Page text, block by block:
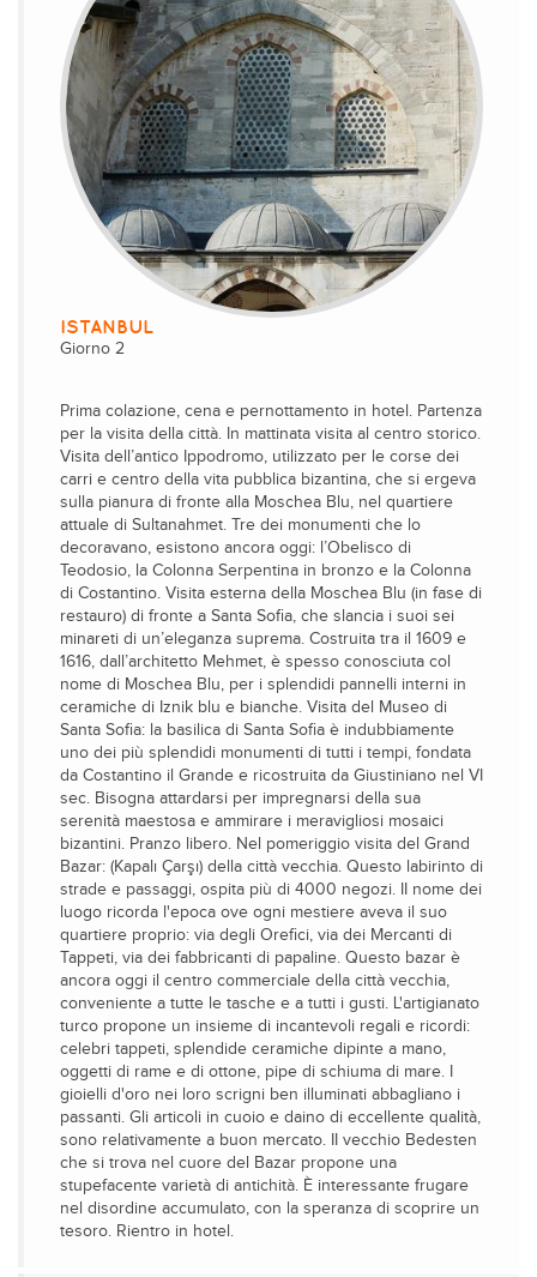
ISTANBUL
Giorno 2
Prima colazione, cena e pernottamento in hotel. Partenza
per la visita della città. In mattinata visita al centro storico.
Visita dell’antico Ippodromo, utilizzato per le corse dei
carri e centro della vita pubblica bizantina, che si ergeva
sulla pianura di fronte alla Moschea Blu, nel quartiere
attuale di Sultanahmet. Tre dei monumenti che lo
decoravano, esistono ancora oggi: l’Obelisco di
Teodosio, la Colonna Serpentina in bronzo e la Colonna
di Costantino. Visita esterna della Moschea Blu (in fase di
restauro) di fronte a Santa Sofia, che slancia i suoi sei
minareti di un’eleganza suprema. Costruita tra il 1609 e
1616, dall’architetto Mehmet, è spesso conosciuta col
nome di Moschea Blu, per i splendidi pannelli interni in
ceramiche di Iznik blu e bianche. Visita del Museo di
Santa Sofia: la basilica di Santa Sofia è indubbiamente
uno dei più splendidi monumenti di tutti i tempi, fondata
da Costantino il Grande e ricostruita da Giustiniano nel VI
sec. Bisogna attardarsi per impregnarsi della sua
serenità maestosa e ammirare i meravigliosi mosaici
bizantini. Pranzo libero. Nel pomeriggio visita del Grand
Bazar: (Kapalı Çarşı) della città vecchia. Questo labirinto di
strade e passaggi, ospita più di 4000 negozi. II nome dei
luogo ricorda l'epoca ove ogni mestiere aveva il suo
quartiere proprio: via degli Orefici, via dei Mercanti di
Tappeti, via dei fabbricanti di papaline. Questo bazar è
ancora oggi il centro commerciale della città vecchia,
conveniente a tutte le tasche e a tutti i gusti. L'artigianato
turco propone un insieme di incantevoli regali e ricordi:
celebri tappeti, splendide ceramiche dipinte a mano,
oggetti di rame e di ottone, pipe di schiuma di mare. I
gioielli d'oro nei loro scrigni ben illuminati abbagliano i
passanti. Gli articoli in cuoio e daino di eccellente qualità,
sono relativamente a buon mercato. II vecchio Bedesten
che si trova nel cuore del Bazar propone una
stupefacente varietà di antichità. È interessante frugare
nel disordine accumulato, con la speranza di scoprire un
tesoro. Rientro in hotel.